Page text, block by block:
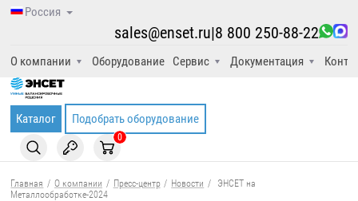
Россия
О компании Оборудование Сервис Документация
sales@enset.ru|8 800 250-88-22
Каталог Подобрать оборудование
0
Главная / О компании / Пресс-центр / Новости /
ЭНСЕТ на
Металлообработке-2024